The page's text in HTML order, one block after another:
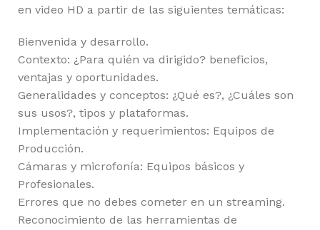
en video HD a partir de las siguientes temáticas:
Bienvenida y desarrollo.
Contexto: ¿Para quién va dirigido? beneficios,
ventajas y oportunidades.
Generalidades y conceptos: ¿Qué es?, ¿Cuáles son
sus usos?, tipos y plataformas.
Implementación y requerimientos: Equipos de
Producción.
Cámaras y microfonía: Equipos básicos y
Profesionales.
Errores que no debes cometer en un streaming.
Reconocimiento de las herramientas de